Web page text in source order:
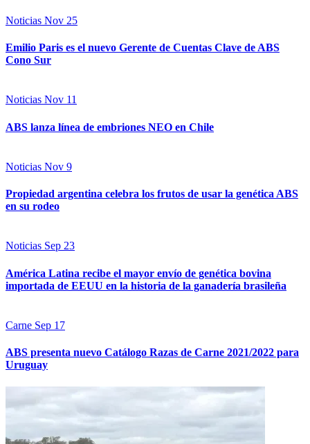
Noticias Nov 25
Emilio Paris es el nuevo Gerente de Cuentas Clave de ABS
Cono Sur
Noticias Nov 11
ABS lanza línea de embriones NEO en Chile
Noticias Nov 9
Propiedad argentina celebra los frutos de usar la genética ABS
en su rodeo
Noticias Sep 23
América Latina recibe el mayor envío de genética bovina
importada de EEUU en la historia de la ganadería brasileña
Carne Sep 17
ABS presenta nuevo Catálogo Razas de Carne 2021/2022 para
Uruguay